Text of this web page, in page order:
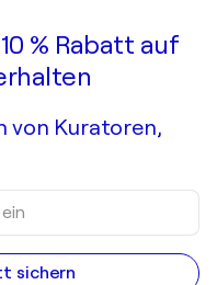
% Rabatt auf
von Kuratoren,
sichern